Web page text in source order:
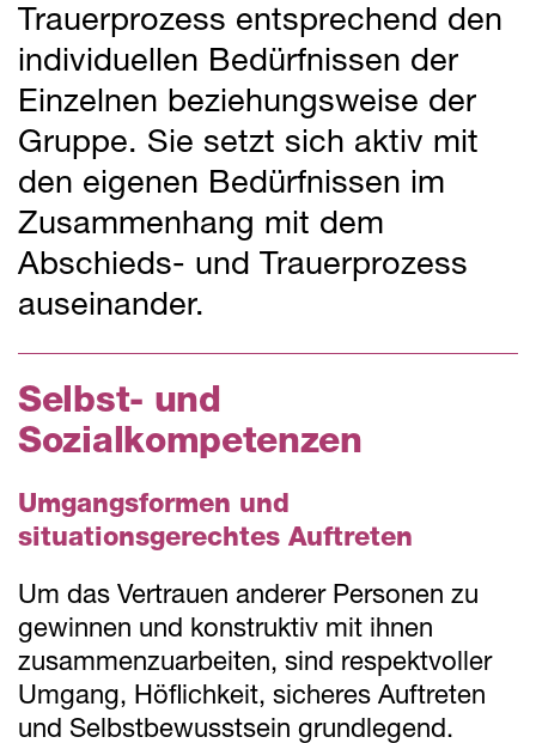
Trauerprozess entsprechend den
individuellen Bedürfnissen der
Einzelnen beziehungsweise der
Gruppe. Sie setzt sich aktiv mit
den eigenen Bedürfnissen im
Zusammenhang mit dem
Abschieds- und Trauerprozess
auseinander.
Selbst- und
Sozialkompetenzen
Umgangsformen und
situationsgerechtes Auftreten
Um das Vertrauen anderer Personen zu
gewinnen und konstruktiv mit ihnen
zusammenzuarbeiten, sind respektvoller
Umgang, Höflichkeit, sicheres Auftreten
und Selbstbewusstsein grundlegend.